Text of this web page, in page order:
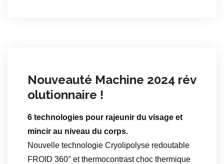
Nouveauté Machine 2024 rév
olutionnaire !
6 technologies pour rajeunir du visage et
mincir au niveau du corps.
Nouvelle technologie Cryolipolyse redoutable
FROID 360° et thermocontrast choc thermique